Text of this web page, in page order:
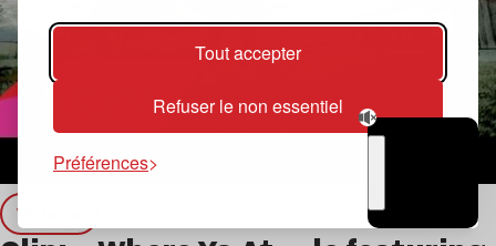
Tout accepter
Refuser le non essentiel
Préférences